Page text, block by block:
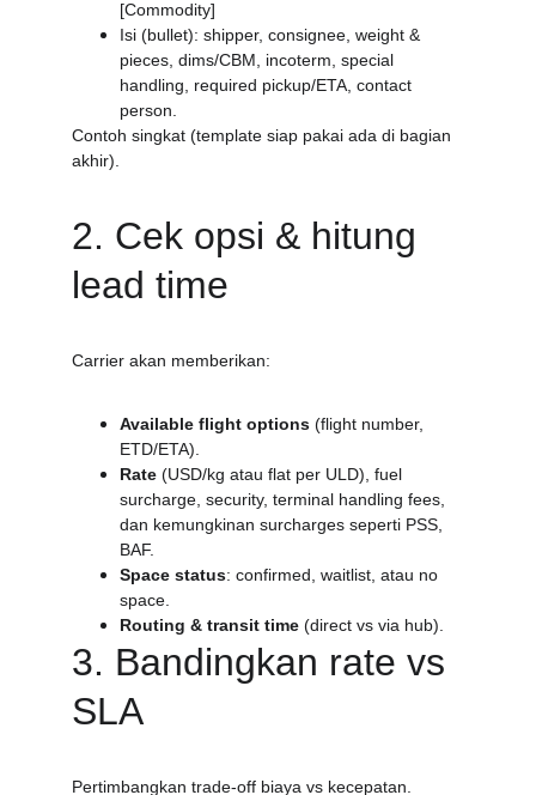
[Commodity]
Isi (bullet): shipper, consignee, weight &
pieces, dims/CBM, incoterm, special
handling, required pickup/ETA, contact
person.
Contoh singkat (template siap pakai ada di bagian
akhir).
2. Cek opsi & hitung
lead time
Carrier akan memberikan:
Available flight options (flight number,
ETD/ETA).
Rate (USD/kg atau flat per ULD), fuel
surcharge, security, terminal handling fees,
dan kemungkinan surcharges seperti PSS,
BAF.
Space status: confirmed, waitlist, atau no
space.
Routing & transit time (direct vs via hub).
3. Bandingkan rate vs
SLA
Pertimbangkan trade-off biaya vs kecepatan.